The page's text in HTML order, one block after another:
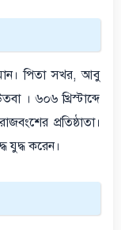
পিতা সখর, আবু
। ৬০৬ খ্রিস্টাব্দে
প্রতিষ্ঠাতা।
যুদ্ধ করেন।